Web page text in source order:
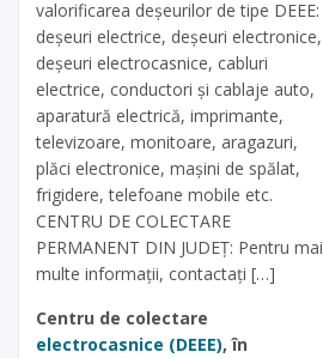
valorificarea deșeurilor de tipe DEEE:
deșeuri electrice, deșeuri electronice,
deșeuri electrocasnice, cabluri
electrice, conductori și cablaje auto,
aparatură electrică, imprimante,
televizoare, monitoare, aragazuri,
plăci electronice, mașini de spălat,
frigidere, telefoane mobile etc.
CENTRU DE COLECTARE
PERMANENT DIN JUDEŢ: Pentru mai
multe informații, contactați […]
Centru de colectare
electrocasnice (DEEE), în